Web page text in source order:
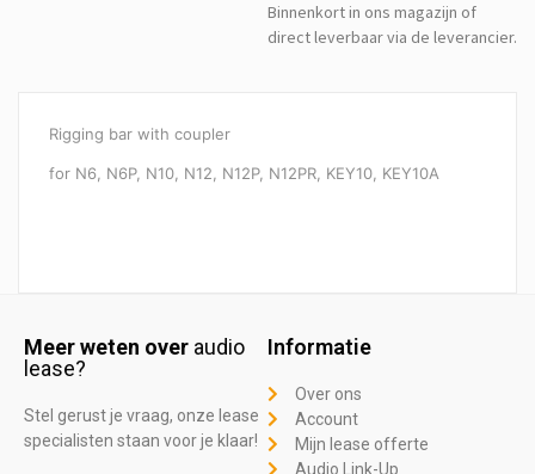
Binnenkort in ons magazijn of
direct leverbaar via de leverancier.
Rigging bar with coupler
for N6, N6P, N10, N12, N12P, N12PR, KEY10, KEY10A
Meer weten over audio
lease?
Stel gerust je vraag, onze lease
specialisten staan voor je klaar!
Informatie
Over ons
Account
Mijn lease offerte
Audio Link-Up